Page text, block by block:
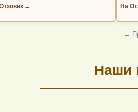
→ На
←
Наши